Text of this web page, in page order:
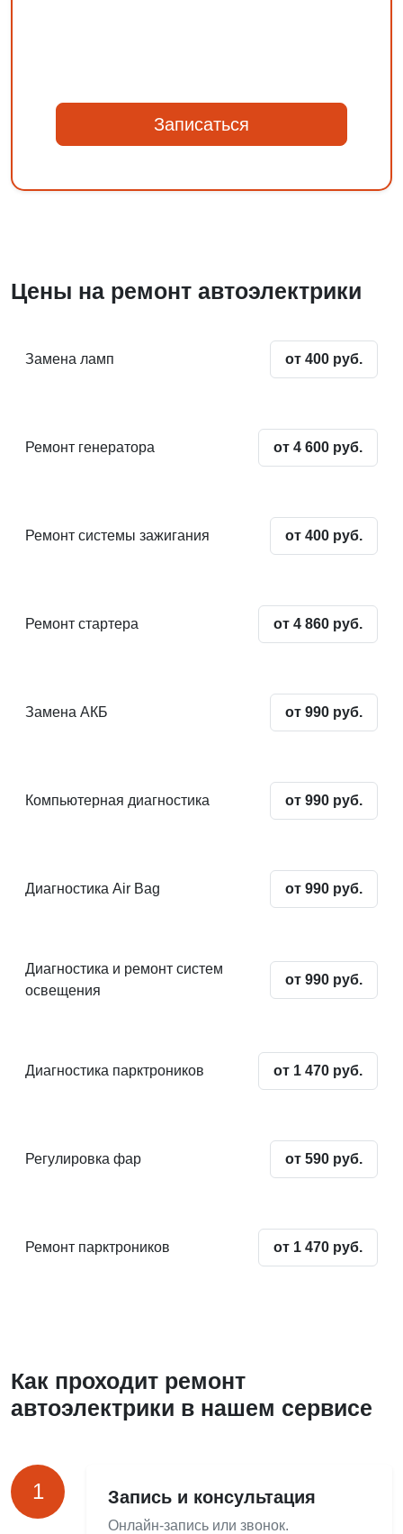
Записаться
Цены на ремонт автоэлектрики
Замена ламп от 400 руб.
Ремонт генератора от 4 600 руб.
Ремонт системы зажигания от 400 руб.
Ремонт стартера от 4 860 руб.
Замена АКБ от 990 руб.
Компьютерная диагностика от 990 руб.
Диагностика Air Bag от 990 руб.
Диагностика и ремонт систем
освещения
от 990 руб.
Диагностика парктроников от 1 470 руб.
Регулировка фар от 590 руб.
Ремонт парктроников от 1 470 руб.
Как проходит ремонт
автоэлектрики в нашем сервисе
1 Запись и консультация
Онлайн-запись или звонок.